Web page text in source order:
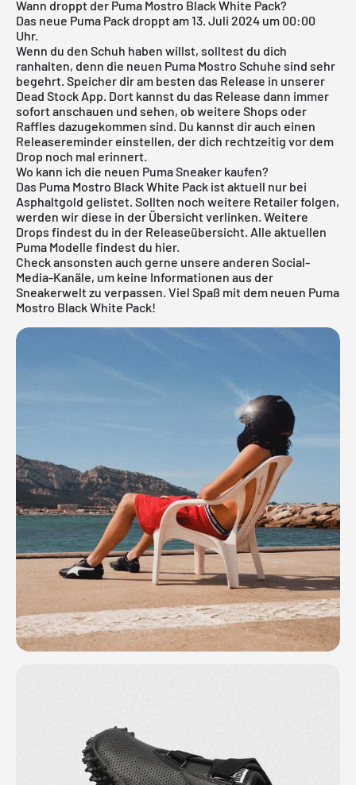
Wann droppt der Puma Mostro Black White Pack?
Das neue Puma Pack droppt am 13. Juli 2024 um 00:00
Uhr.
Wenn du den Schuh haben willst, solltest du dich
ranhalten, denn die neuen Puma Mostro Schuhe sind sehr
begehrt. Speicher dir am besten das Release in unserer
Dead Stock App. Dort kannst du das Release dann immer
sofort anschauen und sehen, ob weitere Shops oder
Raffles dazugekommen sind. Du kannst dir auch einen
Releasereminder einstellen, der dich rechtzeitig vor dem
Drop noch mal erinnert.
Wo kann ich die neuen Puma Sneaker kaufen?
Das Puma Mostro Black White Pack ist aktuell nur bei
Asphaltgold gelistet. Sollten noch weitere Retailer folgen,
werden wir diese in der Übersicht verlinken. Weitere
Drops findest du in der Releaseübersicht. Alle aktuellen
Puma Modelle findest du hier.
Check ansonsten auch gerne unsere anderen Social-
Media-Kanäle, um keine Informationen aus der
Sneakerwelt zu verpassen. Viel Spaß mit dem neuen Puma
Mostro Black White Pack!